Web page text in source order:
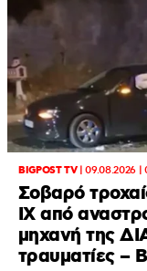
BIGPOST TV|09.08.2026 |
Σοβαρό
ΙΧ από
μηχανή της
τραυματίες –